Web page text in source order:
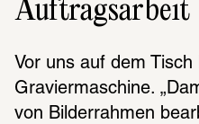
Auftragsarbeit
Vor uns auf dem Tisch
Graviermaschine.
von Bilderrahmen